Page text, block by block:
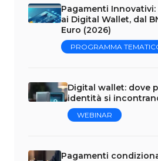
Pagamenti
ai Digital Wallet, dal
Euro (2026)
PROGRAMMA
Digital wallet: dove
identità si
WEBINAR
Pagamenti